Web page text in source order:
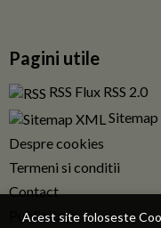
Acest site foloseste
Pagini utile
RSS Flux RSS 2.0
Despre cookies
Termeni si conditii
Contact
Publicitate